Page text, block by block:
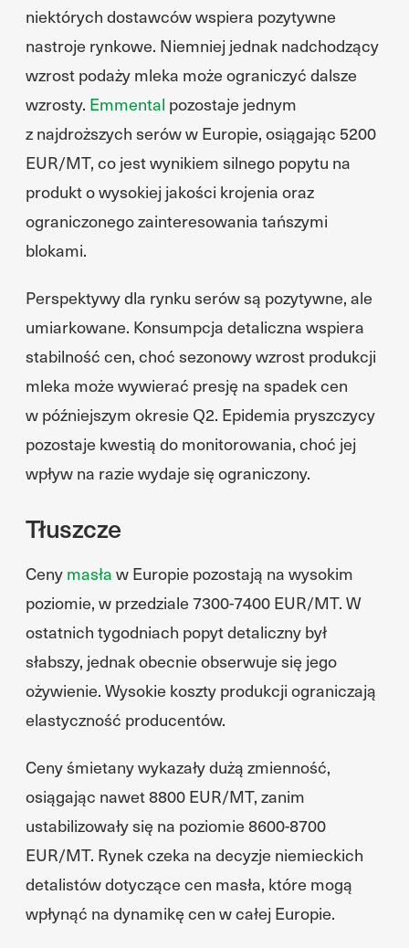
niektórych dostawców wspiera pozytywne
nastroje rynkowe. Niemniej jednak nadchodzący
wzrost podaży mleka może ograniczyć dalsze
wzrosty. Emmental pozostaje jednym
z najdroższych serów w Europie, osiągając 5200
EUR/MT, co jest wynikiem silnego popytu na
produkt o wysokiej jakości krojenia oraz
ograniczonego zainteresowania tańszymi
blokami.
Perspektywy dla rynku serów są pozytywne, ale
umiarkowane. Konsumpcja detaliczna wspiera
stabilność cen, choć sezonowy wzrost produkcji
mleka może wywierać presję na spadek cen
w późniejszym okresie Q2. Epidemia pryszczycy
pozostaje kwestią do monitorowania, choć jej
wpływ na razie wydaje się ograniczony.
Tłuszcze
Ceny masła w Europie pozostają na wysokim
poziomie, w przedziale 7300-7400 EUR/MT. W
ostatnich tygodniach popyt detaliczny był
słabszy, jednak obecnie obserwuje się jego
ożywienie. Wysokie koszty produkcji ograniczają
elastyczność producentów.
Ceny śmietany wykazały dużą zmienność,
osiągając nawet 8800 EUR/MT, zanim
ustabilizowały się na poziomie 8600-8700
EUR/MT. Rynek czeka na decyzje niemieckich
detalistów dotyczące cen masła, które mogą
wpłynąć na dynamikę cen w całej Europie.